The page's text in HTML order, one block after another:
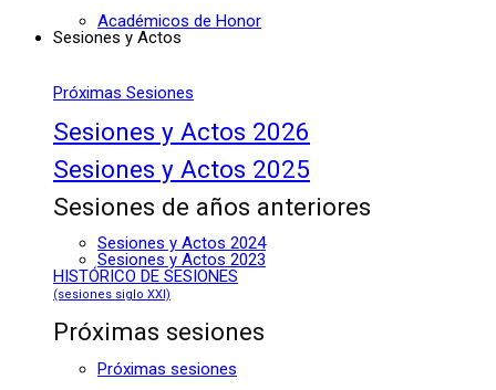
Académicos de Honor
Sesiones y Actos
Próximas Sesiones
Sesiones y Actos 2026
Sesiones y Actos 2025
Sesiones de años anteriores
Sesiones y Actos 2024
Sesiones y Actos 2023
HISTÓRICO DE SESIONES
(sesiones siglo XXI)
Próximas sesiones
Próximas sesiones